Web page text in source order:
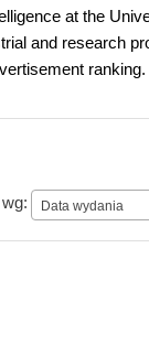
at the
and research
ranking.
Data wydania
Data wydania